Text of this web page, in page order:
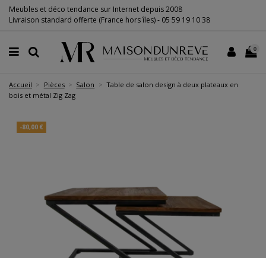
Meubles et déco tendance sur Internet depuis 2008
Livraison standard offerte (France hors îles) - 05 59 19 10 38
0
Accueil Pièces Salon
Table de salon design à deux plateaux en
bois et métal Zig Zag
-80,00 €